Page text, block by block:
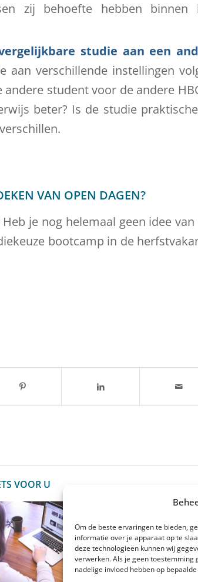
Om de beste ervaringen te bieden,
informatie over je apparaat op te
deze technologieën kunnen wij
verwerken. Als je geen
nadelige invloed hebben op
zij behoefte hebben binnen
studie aan een
aan verschillende instellingen
student voor de andere
beter? Is de studie
VAN OPEN DAGEN?
je nog helemaal geen idee
bootcamp in de
VOOR U